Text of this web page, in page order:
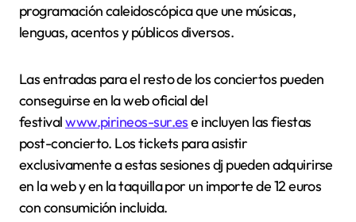
programación caleidoscópica que une músicas,
lenguas, acentos y públicos diversos.
Las entradas para el resto de los conciertos pueden
conseguirse en la web oficial del
festivalwww.pirineos-sur.ese incluyen las fiestas
post-concierto. Los tickets para asistir
exclusivamente a estas sesiones dj pueden adquirirse
en la web y en la taquilla por un importe de 12 euros
con consumición incluida.